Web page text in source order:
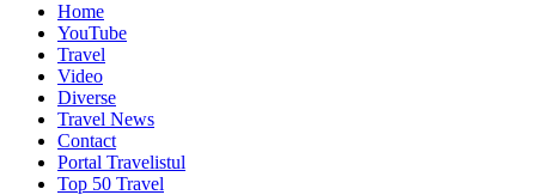
Home
YouTube
Travel
Video
Diverse
Travel News
Contact
Portal Travelistul
Top 50 Travel